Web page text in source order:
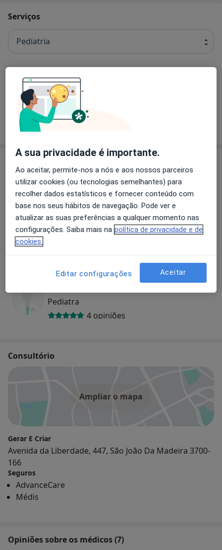
Serviços
Pediatria
Primeira consulta Pediatria
Como mostramos os preços?
Pediatra
Dra. Ana Luísa Leite
Pediatra
4 opiniões
Consultório
Ampliar o mapa
Gerar E Criar
Avenida da Liberdade, 447, São João Da Madeira 3700-
166
Seguros
AdvanceCare
Médis
Opiniões sobre os médicos (7)
A sua privacidade é importante.
Ao aceitar, permite-nos a nós e aos nossos parceiros
utilizar cookies (ou tecnologias semelhantes) para
recolher dados estatísticos e fornecer conteúdo com
base nos seus hábitos de navegação. Pode ver e
atualizar as suas preferências a qualquer momento nas
configurações. Saiba mais na política de privacidade e de
cookies.
Editar configurações Aceitar